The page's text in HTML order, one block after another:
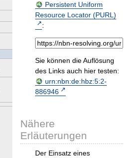
Persistent Uniform
Resource Locator (PURL)
:
Sie können die Auflösung
des Links auch hier testen:
urn:nbn:de:hbz:5:2-
886946
Nähere
Erläuterungen
Der Einsatz eines